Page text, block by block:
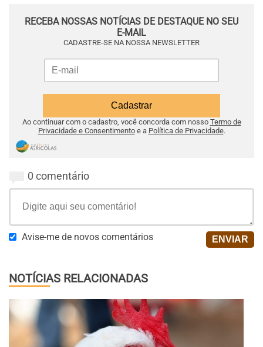
RECEBA NOSSAS NOTÍCIAS DE DESTAQUE NO SEU
E-MAIL
CADASTRE-SE NA NOSSA NEWSLETTER
Ao continuar com o cadastro, você concorda com nosso Termo de
Privacidade e Consentimentoe a Política de Privacidade.
0 comentário
Avise-me de novos comentários
NOTÍCIAS RELACIONADAS